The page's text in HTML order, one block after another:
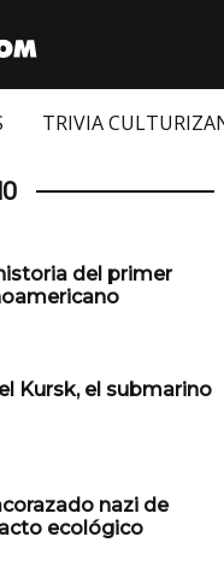
TRIVIA
del primer
Kursk, el submarino
nazi de
ecológico